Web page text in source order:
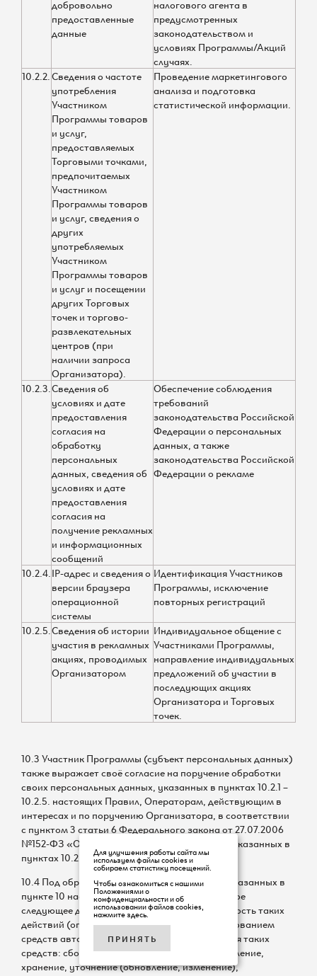
добровольно
предоставленные
данные
налогового агента в
предусмотренных
законодательством и
условиях Программы/Акций
случаях.
10.2.2.Сведения о частоте
употребления
Участником
Программы товаров
и услуг,
предоставляемых
Торговыми точками,
предпочитаемых
Участником
Программы товаров
и услуг, сведения о
других
употребляемых
Участником
Программы товаров
и услуг и посещении
других Торговых
точек и торгово-
развлекательных
центров (при
наличии запроса
Организатора).
Проведение маркетингового
анализа и подготовка
статистической информации.
10.2.3.Сведения об
условиях и дате
предоставления
согласия на
обработку
персональных
данных, сведения об
условиях и дате
предоставления
согласия на
получение рекламных
и информационных
сообщений
Обеспечение соблюдения
требований
законодательства Российской
Федерации о персональных
данных, а также
законодательства Российской
Федерации о рекламе
10.2.4.IP-адрес и сведения о
версии браузера
операционной
системы
Идентификация Участников
Программы, исключение
повторных регистраций
10.2.5.Сведения об истории
участия в рекламных
акциях, проводимых
Организатором
Индивидуальное общение с
Участниками Программы,
направление индивидуальных
предложений об участии в
последующих акциях
Организатора и Торговых
точек.
10.3 Участник Программы (субъект персональных данных)
также выражает своё согласие на поручение обработки
своих персональных данных, указанных в пунктах 10.2.1 –
10.2.5. настоящих Правил, Операторам, действующим в
интересах и по поручению Организатора, в соответствии
с пунктом 3 статьи 6 Федерального закона от 27.07.2006
№152-ФЗ «О персональных данных» в целях, указанных в
пунктах 10.2.1 – 10.2.5. настоящих Правил.
10.4 Под обработкой персональных данных, указанных в
пункте 10 настоящих Правил, понимается любое
следующее действие (операция) или совокупность таких
действий (операций), совершаемых с использованием
средств автоматизации или без использования таких
средств: сбор, запись, систематизация, накопление,
хранение, уточнение (обновление, изменение),
Для улучшения работы сайта мы
используем файлы cookies и
собираем статистику посещений.
Чтобы ознакомиться с нашими
Положениями о
конфиденциальности и об
использовании файлов cookies,
нажмите здесь.
ПРИНЯТЬ